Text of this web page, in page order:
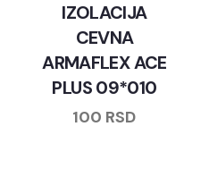
IZOLACIJA
CEVNA
ARMAFLEX ACE
PLUS 09*010
100 RSD